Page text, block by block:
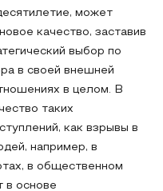
может
качество, заставив
выбор по
в своей внешней
в целом. В
таких
как взрывы в
например, в
в общественном
в основе